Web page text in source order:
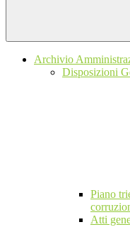
Archivio
Disposizioni
Piano
Atti